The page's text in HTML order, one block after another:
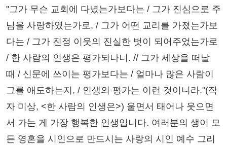
"그가 무슨 교회에 다녔는가보다는 / 그가 진심으로 주
님을 사랑하였는가로, / 그가 어떤 교리를 가졌는가보
다는 / 그가 진정 이웃의 진실한 벗이 되어주었는가로
/ 한 사람의 인생은 평가되나니. // 그가 세상을 떠날
때 / 신문에 쓰이는 평가보다는 / 얼마나 많은 사람이
그를 애도하는지, / 인생의 평가는 이런 것이니라."(작
자 미상, <한 사람의 인생은>) 울면서 태어나 웃으면
서 가는 게 가장 행복한 인생입니다. 여러분의 생이 모
든 영혼을 시인으로 만드시는 사랑의 시인 예수 그리